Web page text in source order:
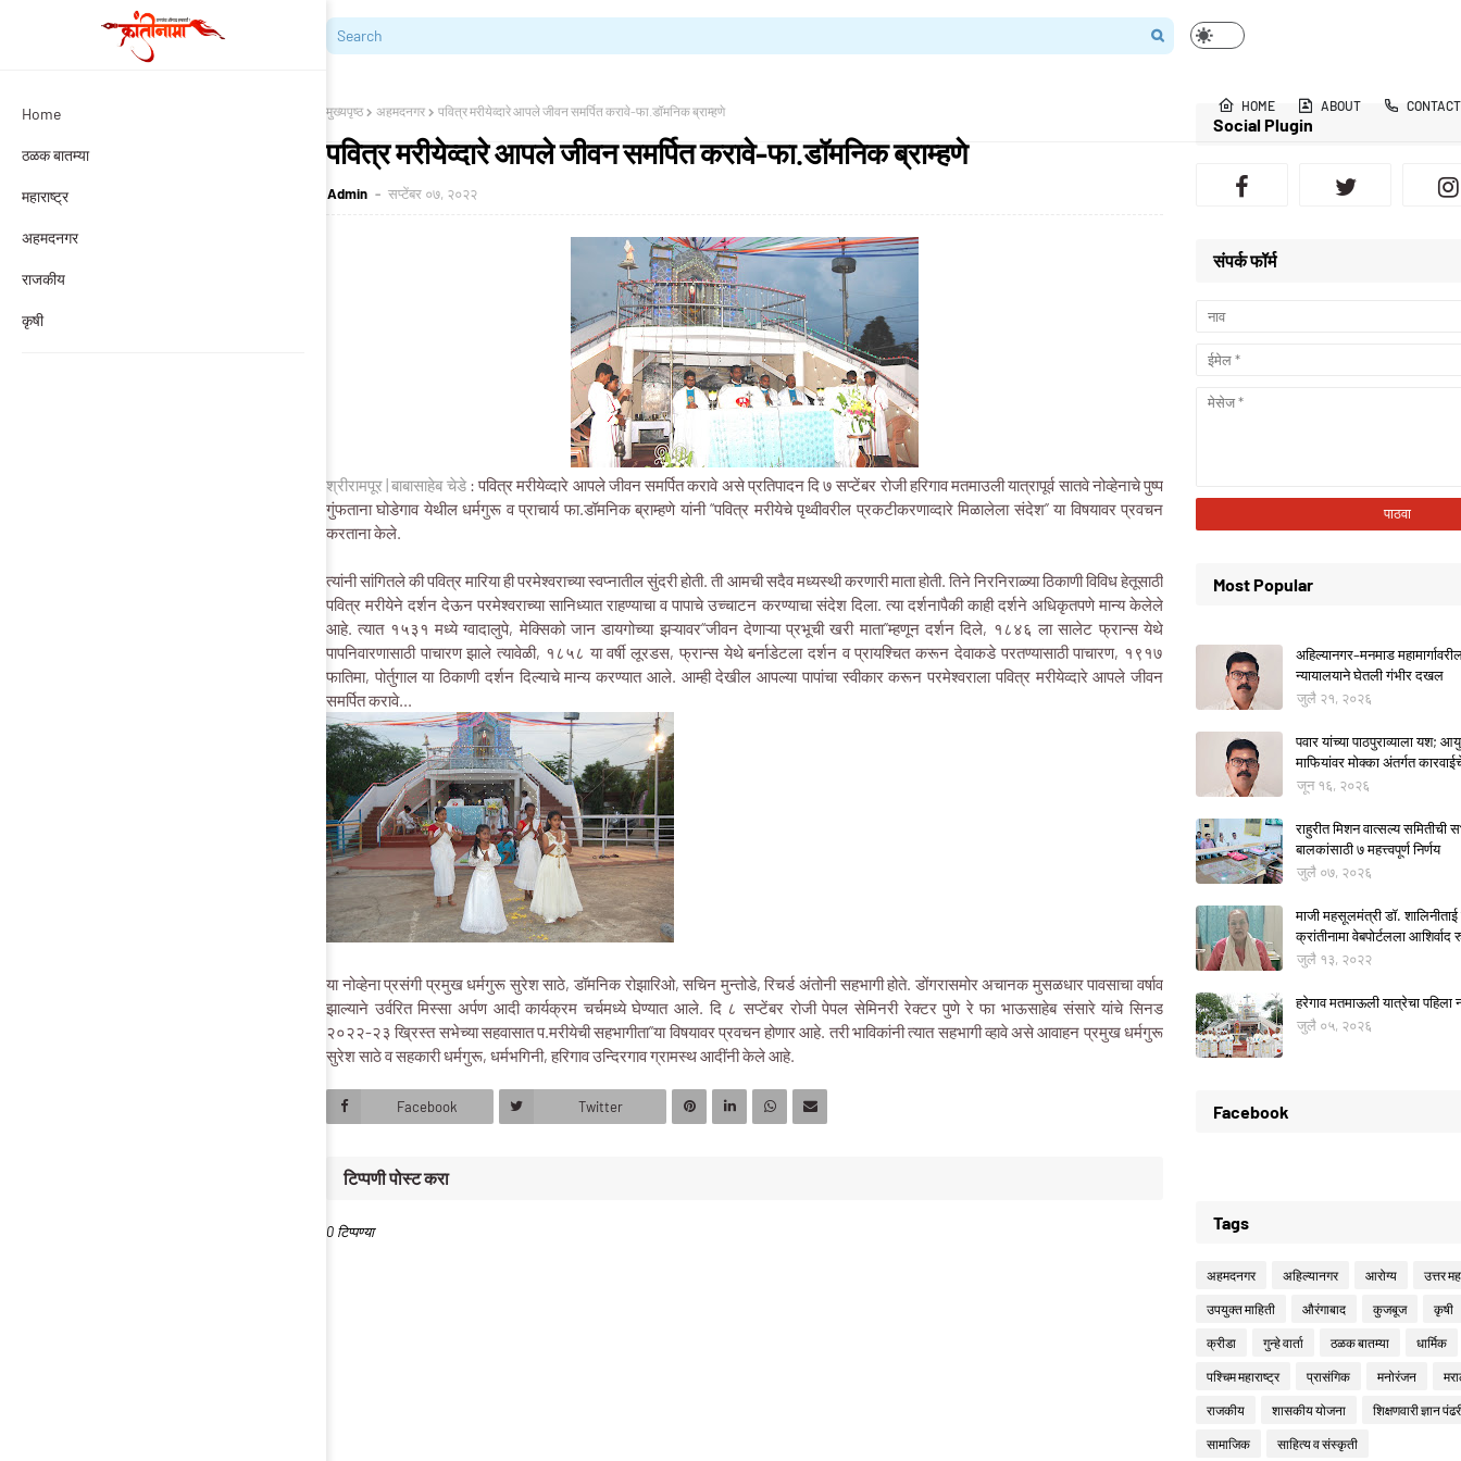
Home
ठळक बातम्या
महाराष्ट्र
अहमदनगर
राजकीय
कृषी
HOME ABOUT CONTACT
मुख्यपृष्ठ अहमदनगर पवित्र मरीयेव्दारे आपले जीवन समर्पित करावे-फा.डॉमनिक ब्राम्हणे
पवित्र मरीयेव्दारे आपले जीवन समर्पित करावे-फा.डॉमनिक ब्राम्हणे
Admin सप्टेंबर ०७, २०२२
श्रीरामपूर | बाबासाहेब चेडे: पवित्र मरीयेव्दारे आपले जीवन समर्पित करावे असे प्रतिपादन दि ७ सप्टेंबर रोजी हरिगाव मतमाउली यात्रापूर्व सातवे नोव्हेनाचे पुष्प
गुंफताना घोडेगाव येथील धर्मगुरू व प्राचार्य फा.डॉमनिक ब्राम्हणे यांनी “पवित्र मरीयेचे पृथ्वीवरील प्रकटीकरणाव्दारे मिळालेला संदेश” या विषयावर प्रवचन
करताना केले.
त्यांनी सांगितले की पवित्र मारिया ही परमेश्वराच्या स्वप्नातील सुंदरी होती. ती आमची सदैव मध्यस्थी करणारी माता होती. तिने निरनिराळ्या ठिकाणी विविध हेतूसाठी
पवित्र मरीयेने दर्शन देऊन परमेश्वराच्या सानिध्यात राहण्याचा व पापाचे उच्चाटन करण्याचा संदेश दिला. त्या दर्शनापैकी काही दर्शने अधिकृतपणे मान्य केलेले
आहे. त्यात १५३१ मध्ये ग्वादालुपे, मेक्सिको जान डायगोच्या झऱ्यावर“जीवन देणाऱ्या प्रभूची खरी माता”म्हणून दर्शन दिले, १८४६ ला सालेट फ्रान्स येथे
पापनिवारणासाठी पाचारण झाले त्यावेळी, १८५८ या वर्षी लूरडस, फ्रान्स येथे बर्नाडेटला दर्शन व प्रायश्चित करून देवाकडे परतण्यासाठी पाचारण, १९१७
फातिमा, पोर्तुगाल या ठिकाणी दर्शन दिल्याचे मान्य करण्यात आले. आम्ही देखील आपल्या पापांचा स्वीकार करून परमेश्वराला पवित्र मरीयेव्दारे आपले जीवन
समर्पित करावे...
या नोव्हेना प्रसंगी प्रमुख धर्मगुरू सुरेश साठे, डॉमनिक रोझारिओ, सचिन मुन्तोडे, रिचर्ड अंतोनी सहभागी होते. डोंगरासमोर अचानक मुसळधार पावसाचा वर्षाव
झाल्याने उर्वरित मिस्सा अर्पण आदी कार्यक्रम चर्चमध्ये घेण्यात आले. दि ८ सप्टेंबर रोजी पेपल सेमिनरी रेक्टर पुणे रे फा भाऊसाहेब संसारे यांचे सिनड
२०२२-२३ ख्रिस्त सभेच्या सहवासात प.मरीयेची सहभागीता”या विषयावर प्रवचन होणार आहे. तरी भाविकांनी त्यात सहभागी व्हावे असे आवाहन प्रमुख धर्मगुरू
सुरेश साठे व सहकारी धर्मगुरू, धर्मभगिनी, हरिगाव उन्दिरगाव ग्रामस्थ आदींनी केले आहे.
Facebook Twitter
टिप्पणी पोस्ट करा
0 टिप्पण्या
Social Plugin
संपर्क फॉर्म
Most Popular
अहिल्यानगर–मनमाड
न्यायालयाने घेतली गंभीर दखल
जुलै २१, २०२६
पवार यांच्या पाठपुराव्याला यश;
माफियांवर मोक्का अंतर्गत
जून १६, २०२६
राहुरीत मिशन वात्सल्य समितीची
बालकांसाठी ७ महत्त्वपूर्ण निर्णय
जुलै ०७, २०२६
माजी महसूलमंत्री डॉ.
क्रांतीनामा वेबपोर्टलला आशिर्वाद
जुलै १३, २०२२
हरेगाव मतमाऊली यात्रेचा पहिला
जुलै ०५, २०२६
Facebook
Tags
अहमदनगर अहिल्यानगर आरोग्य उत्तर
उपयुक्त माहिती औरंगाबाद कुजबूज कृषी
क्रीडा गुन्हे वार्ता ठळक बातम्या धार्मिक
पश्चिम महाराष्ट्र प्रासंगिक मनोरंजन
राजकीय शासकीय योजना शिक्षणवारी ज्ञान
सामाजिक साहित्य व संस्कृती